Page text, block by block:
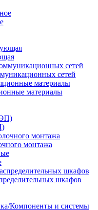
сетей
материалы
монтажа
шкафов